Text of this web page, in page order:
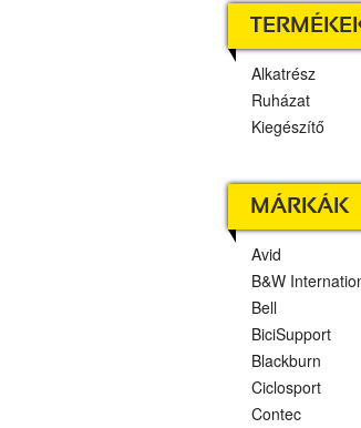
Alkatrész
Ruházat
Kiegészítő
MÁRKÁK
Avid
B&W
Bell
BiciSupport
Blackburn
Ciclosport
Contec